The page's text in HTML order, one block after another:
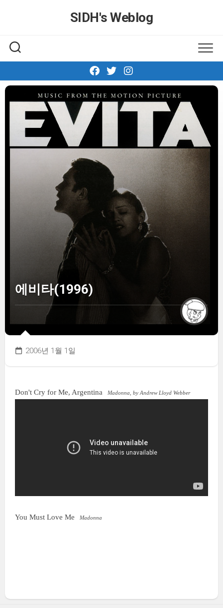
SIDH′s Weblog
에비타(1996)
2006년 1월 1일
Don't Cry for Me, Argentina Madonna, by Andrew Lloyd Webber
You Must Love Me Madonna